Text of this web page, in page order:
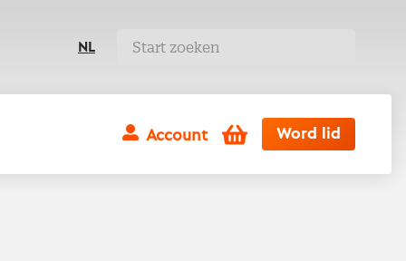
NL
Account Winkelwagen
Word lid